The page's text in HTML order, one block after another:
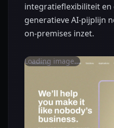
integratieflexibiliteit
generatieve AI-pijplijn
on-premises inzet.
Loading image...